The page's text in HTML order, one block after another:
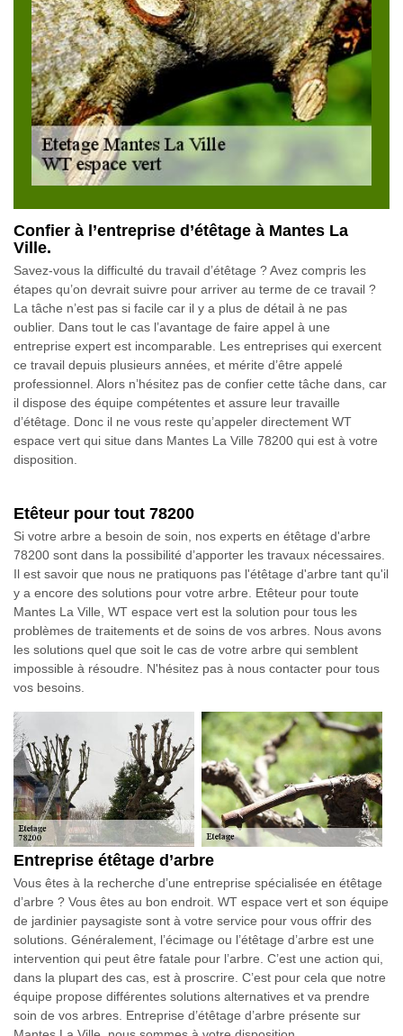
Confier à l’entreprise d’étêtage à Mantes La
Ville.
Savez-vous la difficulté du travail d’étêtage ? Avez compris les
étapes qu’on devrait suivre pour arriver au terme de ce travail ?
La tâche n’est pas si facile car il y a plus de détail à ne pas
oublier. Dans tout le cas l’avantage de faire appel à une
entreprise expert est incomparable. Les entreprises qui exercent
ce travail depuis plusieurs années, et mérite d’être appelé
professionnel. Alors n’hésitez pas de confier cette tâche dans, car
il dispose des équipe compétentes et assure leur travaille
d’étêtage. Donc il ne vous reste qu’appeler directement WT
espace vert qui situe dans Mantes La Ville 78200 qui est à votre
disposition.
Etêteur pour tout 78200
Si votre arbre a besoin de soin, nos experts en étêtage d'arbre
78200 sont dans la possibilité d’apporter les travaux nécessaires.
Il est savoir que nous ne pratiquons pas l'étêtage d'arbre tant qu'il
y a encore des solutions pour votre arbre. Etêteur pour toute
Mantes La Ville, WT espace vert est la solution pour tous les
problèmes de traitements et de soins de vos arbres. Nous avons
les solutions quel que soit le cas de votre arbre qui semblent
impossible à résoudre. N'hésitez pas à nous contacter pour tous
vos besoins.
Entreprise étêtage d’arbre
Vous êtes à la recherche d’une entreprise spécialisée en étêtage
d’arbre ? Vous êtes au bon endroit. WT espace vert et son équipe
de jardinier paysagiste sont à votre service pour vous offrir des
solutions. Généralement, l’écimage ou l’étêtage d’arbre est une
intervention qui peut être fatale pour l’arbre. C’est une action qui,
dans la plupart des cas, est à proscrire. C’est pour cela que notre
équipe propose différentes solutions alternatives et va prendre
soin de vos arbres. Entreprise d’étêtage d’arbre présente sur